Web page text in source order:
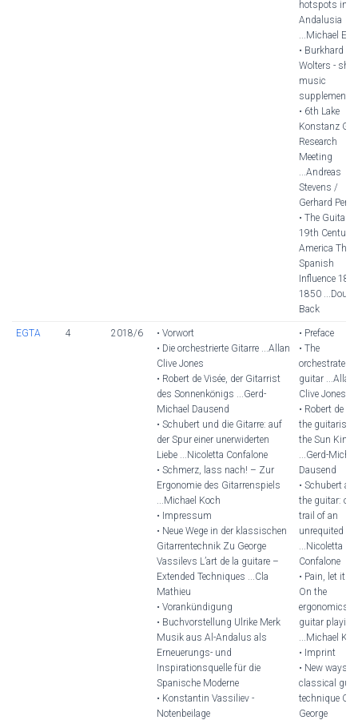
hotspots in
Andalusia
...Michael Erni
• Burkhard
Wolters -
music
supplement
• 6th Lake
Konstanz
Research
Meeting
...Andreas
Stevens /
Gerhard Penn
• The Guitar in
19th Century
America The
Spanish
Influence
1850
Back
EGTA 4 2018/6
• Vorwort
• Die orchestrierte Gitarre ...Allan
Clive Jones
• Robert de Visée, der Gitarrist
des Sonnenkönigs ...Gerd-
Michael Dausend
• Schubert und die Gitarre: auf
der Spur einer unerwiderten
Liebe ...Nicoletta Confalone
• Schmerz, lass nach! – Zur
Ergonomie des Gitarrenspiels
...Michael Koch
• Impressum
• Neue Wege in der klassischen
Gitarrentechnik Zu George
Vassilevs L’art de la guitare –
Extended Techniques ...Cla
Mathieu
• Vorankündigung
• Buchvorstellung Ulrike Merk
Musik aus Al-Andalus als
Erneuerungs- und
Inspirationsquelle für die
Spanische Moderne
• Konstantin Vassiliev -
Notenbeilage
• Preface
• The
orchestrated
guitar ...Allan
Clive Jones
• Robert de
the guitarist
the Sun King
...Gerd-
Dausend
• Schubert
the guitar: on
trail of an
unrequited
...Nicoletta
Confalone
• Pain, let it
On the
ergonomics of
guitar playing
...Michael
• Imprint
• New ways in
classical
technique On
George